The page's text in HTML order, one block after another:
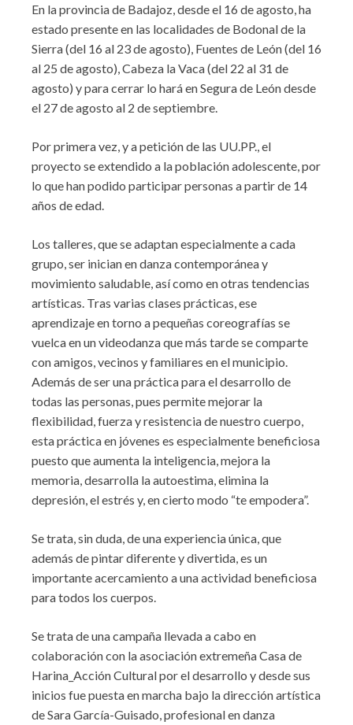
En la provincia de Badajoz, desde el 16 de agosto, ha
estado presente en las localidades de Bodonal de la
Sierra (del 16 al 23 de agosto), Fuentes de León (del 16
al 25 de agosto), Cabeza la Vaca (del 22 al 31 de
agosto) y para cerrar lo hará en Segura de León desde
el 27 de agosto al 2 de septiembre.
Por primera vez, y a petición de las UU.PP., el
proyecto se extendido a la población adolescente, por
lo que han podido participar personas a partir de 14
años de edad.
Los talleres, que se adaptan especialmente a cada
grupo, ser inician en danza contemporánea y
movimiento saludable, así como en otras tendencias
artísticas. Tras varias clases prácticas, ese
aprendizaje en torno a pequeñas coreografías se
vuelca en un videodanza que más tarde se comparte
con amigos, vecinos y familiares en el municipio.
Además de ser una práctica para el desarrollo de
todas las personas, pues permite mejorar la
flexibilidad, fuerza y resistencia de nuestro cuerpo,
esta práctica en jóvenes es especialmente beneficiosa
puesto que aumenta la inteligencia, mejora la
memoria, desarrolla la autoestima, elimina la
depresión, el estrés y, en cierto modo “te empodera”.
Se trata, sin duda, de una experiencia única, que
además de pintar diferente y divertida, es un
importante acercamiento a una actividad beneficiosa
para todos los cuerpos.
Se trata de una campaña llevada a cabo en
colaboración con la asociación extremeña Casa de
Harina_Acción Cultural por el desarrollo y desde sus
inicios fue puesta en marcha bajo la dirección artística
de Sara García-Guisado, profesional en danza